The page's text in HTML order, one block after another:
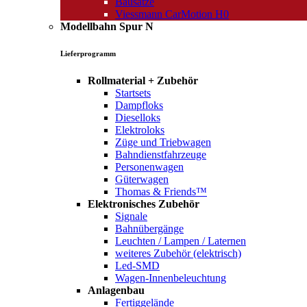
Viessmann CarMotion H0
Modellbahn Spur N
Lieferprogramm
Rollmaterial + Zubehör
Startsets
Dampfloks
Dieselloks
Elektroloks
Züge und Triebwagen
Bahndienstfahrzeuge
Personenwagen
Güterwagen
Thomas & Friends™
Elektronisches Zubehör
Signale
Bahnübergänge
Leuchten / Lampen / Laternen
weiteres Zubehör (elektrisch)
Led-SMD
Wagen-Innenbeleuchtung
Anlagenbau
Fertiggelände